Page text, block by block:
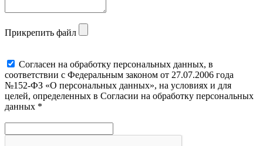
Прикрепить файл
Cогласен на обработку персональных данных, в
соответствии с Федеральным законом от 27.07.2006 года
№152-ФЗ «О персональных данных», на условиях и для
целей, определенных в Согласии на обработку персональных
данных *